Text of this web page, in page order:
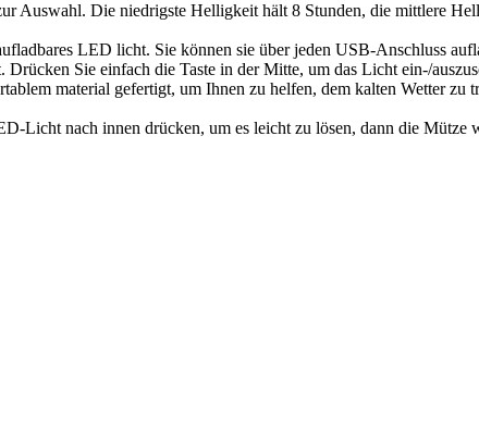
Die niedrigste Helligkeit hält 8 Stunden, die mittlere
LED licht. Sie können sie über jeden USB-Anschluss
Sie einfach die Taste in der Mitte, um das Licht ein-/
material gefertigt, um Ihnen zu helfen, dem kalten Wetter
Licht nach innen drücken, um es leicht zu lösen, dann die